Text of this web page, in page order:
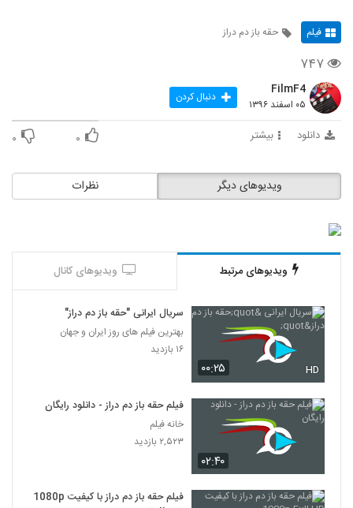
فیلم حقه باز دم دراز
۷۴۷
FilmF4
۰۵ اسفند ۱۳۹۶ دنبال کردن
دانلود بیشتر ۰ ۰
نظرات ویدیوهای دیگر
ویدیوهای مرتبط ویدیوهای کانال
۰۰:۲۵ HD
سریال ایرانی "حقه باز دم دراز"
بهترین فیلم های روز ایران و جهان
۱۶ بازدید
۰۲:۴۰
فیلم حقه باز دم دراز - دانلود رایگان
خانه فیلم
۲,۵۲۳ بازدید
فیلم حقه باز دم دراز با کیفیت 1080p